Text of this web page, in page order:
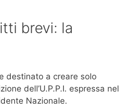
brevi: la
destinato a creare solo
dell’U.P.P.I. espressa nel
Nazionale.